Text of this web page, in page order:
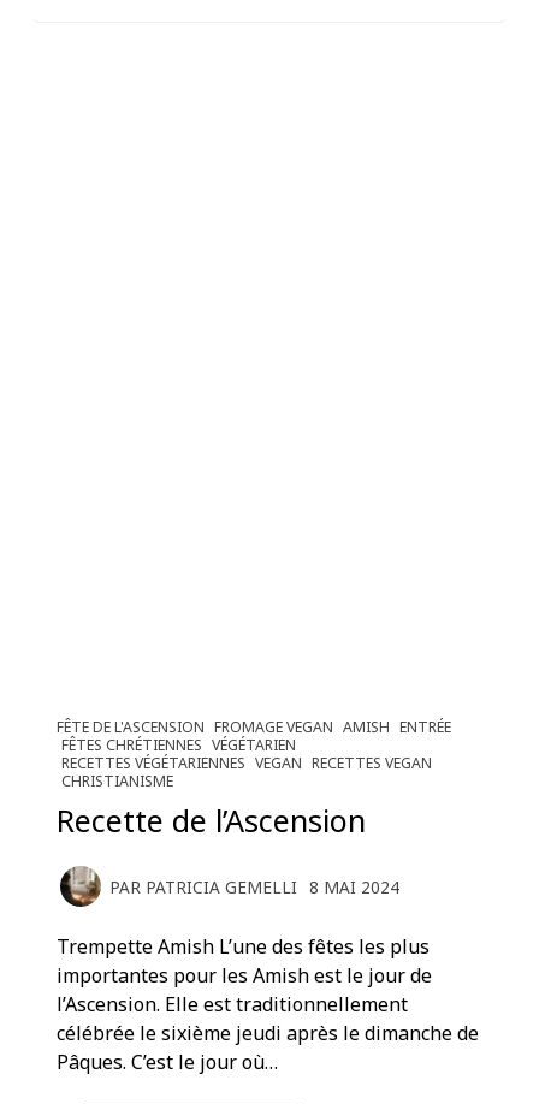
FÊTE DE L'ASCENSION FROMAGE VEGAN AMISH ENTRÉE
FÊTES CHRÉTIENNES VÉGÉTARIEN
RECETTES VÉGÉTARIENNES VEGAN RECETTES VEGAN
CHRISTIANISME
Recette de l’Ascension
PAR PATRICIA GEMELLI 8 MAI 2024
Trempette Amish L’une des fêtes les plus
importantes pour les Amish est le jour de
l’Ascension. Elle est traditionnellement
célébrée le sixième jeudi après le dimanche de
Pâques. C’est le jour où…